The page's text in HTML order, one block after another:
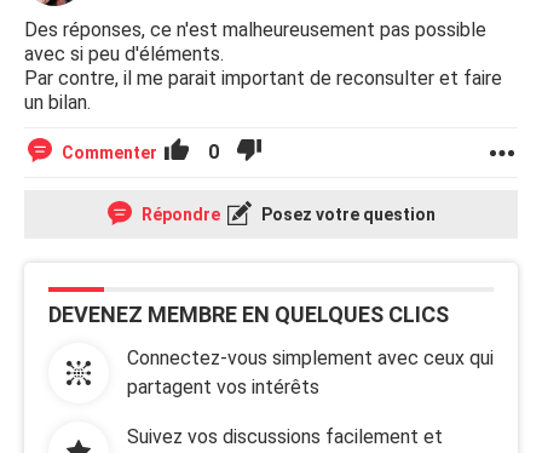
Des réponses, ce n'est malheureusement pas possible
avec si peu d'éléments.
Par contre, il me parait important de reconsulter et faire
un bilan.
Commenter 0
Répondre Posez votre question
DEVENEZ MEMBRE EN QUELQUES CLICS
Connectez-vous simplement avec ceux qui
partagent vos intérêts
Suivez vos discussions facilement et